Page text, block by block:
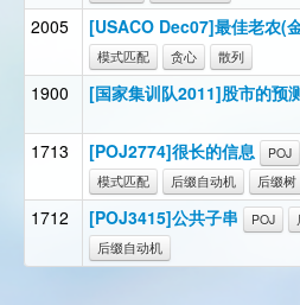
2005 [USACO Dec07]最佳老农(
模式匹配
贪心 散列
1900 [国家集训队2011]股市的预
1713 [POJ2774]很长的信息 POJ
模式匹配
后缀自动机 后缀树
1712 [POJ3415]公共子串 POJ
后缀自动机